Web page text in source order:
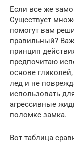
Если все же
Существует
помогут вам
правильный?
принцип
предпочитаю
основе
лед и не
использовать
агрессивные
поломке замка.
Вот таблица